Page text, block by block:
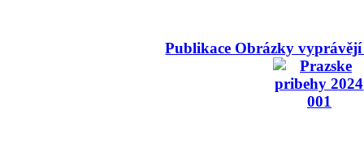
Publikace Obrázky